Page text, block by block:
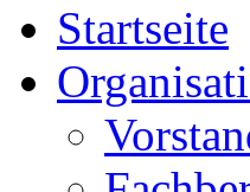
Startseite